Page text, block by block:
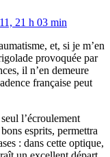
21 h 03 min
et, si je m’en
provoquée par
il n’en demeure
française peut
l’écroulement
esprits, permettra
: dans cette optique,